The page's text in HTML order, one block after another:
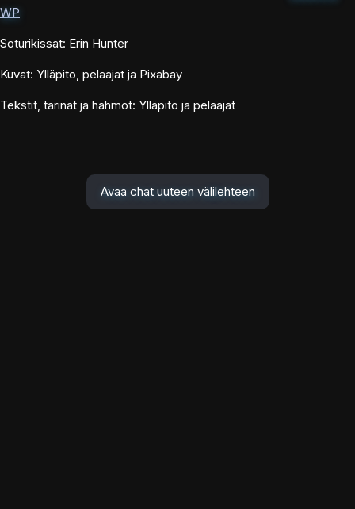
WP
Soturikissat: Erin Hunter
Kuvat: Ylläpito, pelaajat ja Pixabay
Tekstit, tarinat ja hahmot: Ylläpito ja pelaajat
Avaa chat uuteen välilehteen